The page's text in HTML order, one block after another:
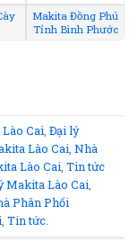
Makita Đồng Phú
Tỉnh Bình Phước
Cai,Đại lý
Lào Cai,Nhà
Lào Cai,Tin tức
Makita Lào Cai,
Phân Phối
,Tin tức.